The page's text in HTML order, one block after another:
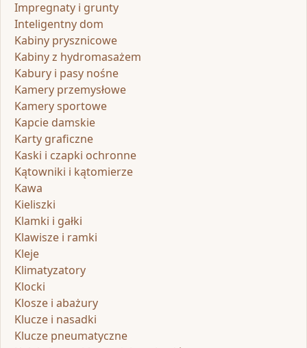
Impregnaty i grunty
Inteligentny dom
Kabiny prysznicowe
Kabiny z hydromasażem
Kabury i pasy nośne
Kamery przemysłowe
Kamery sportowe
Kapcie damskie
Karty graficzne
Kaski i czapki ochronne
Kątowniki i kątomierze
Kawa
Kieliszki
Klamki i gałki
Klawisze i ramki
Kleje
Klimatyzatory
Klocki
Klosze i abażury
Klucze i nasadki
Klucze pneumatyczne